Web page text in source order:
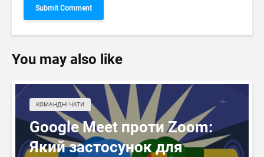
You may also like
КОМАНДНІ ЧАТИ
Google Meet проти Zoom:
Який застосунок для